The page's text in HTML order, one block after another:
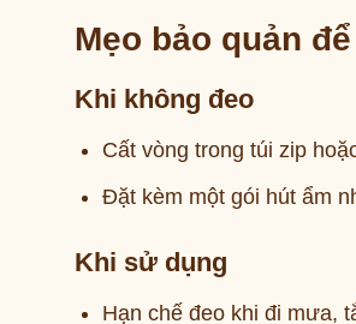
Mẹo bảo quản
Khi không đeo
Cất vòng trong túi zip
Đặt kèm một gói hút ẩm
Khi sử dụng
Hạn chế đeo khi đi mưa,